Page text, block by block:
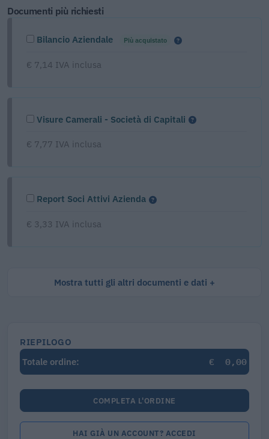
Documenti più richiesti
Bilancio Aziendale Più acquistato
€ 7,14 IVA inclusa
Visure Camerali - Società di Capitali
€ 7,77 IVA inclusa
Report Soci Attivi Azienda
€ 3,33 IVA inclusa
Mostra tutti gli altri documenti e dati
RIEPILOGO
Totale ordine:
€ 0,00
COMPLETA L'ORDINE
HAI GIÀ UN ACCOUNT? ACCEDI